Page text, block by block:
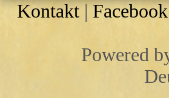
Kontakt | Facebook
Powered